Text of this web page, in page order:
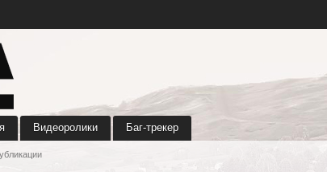
Видеоролики Баг-трекер